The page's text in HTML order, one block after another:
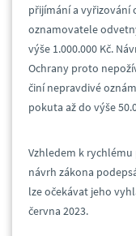
přijímání a vyřizování
oznamovatele
výše 1.000.000 Kč.
Ochrany proto
činí nepravdivé
pokuta až do výše
Vzhledem k
návrh zákona
lze očekávat jeho
června 2023.